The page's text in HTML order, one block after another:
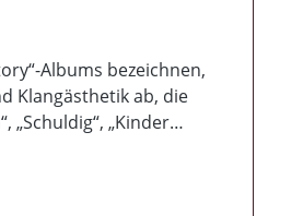
Albums bezeichnen,
Klangästhetik ab, die
„Kinder